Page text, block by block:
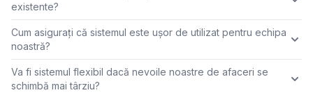
existente?
Cum asigurați că sistemul este ușor de utilizat pentru echipa
noastră?
Va fi sistemul flexibil dacă nevoile noastre de afaceri se
schimbă mai târziu?